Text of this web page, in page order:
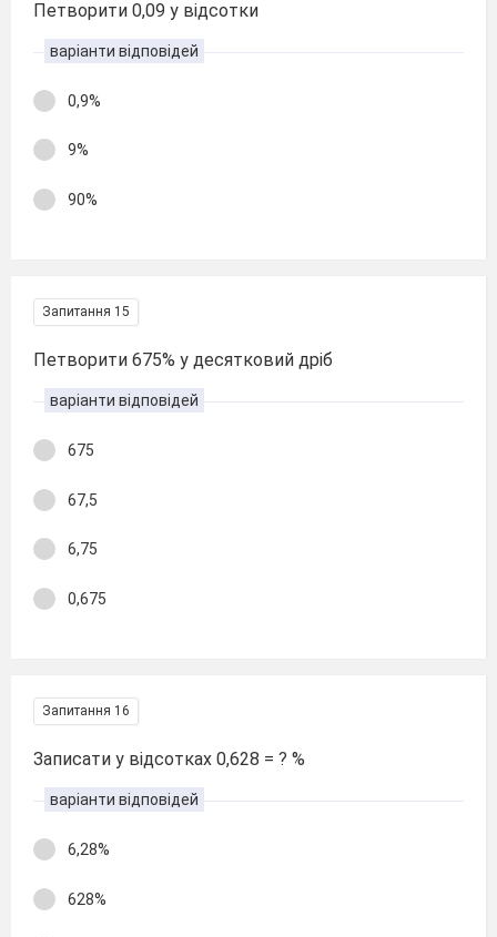
Петворити 0,09 у відсотки
варіанти відповідей
0,9%
9%
90%
Запитання 15
Петворити 675% у десятковий дріб
варіанти відповідей
675
67,5
6,75
0,675
Запитання 16
Записати у відсотках 0,628 = ? %
варіанти відповідей
6,28%
628%